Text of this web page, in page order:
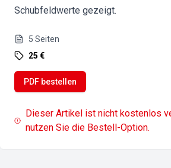
Schubfeldwerte gezeigt.
5 Seiten
25 €
PDF bestellen
Dieser Artikel ist nicht kostenlos
nutzen Sie die Bestell-Option.